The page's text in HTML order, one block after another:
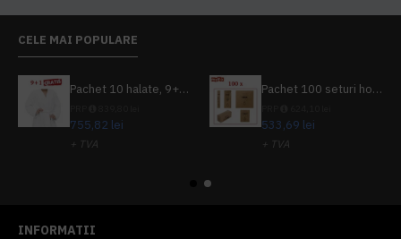
CELE MAI POPULARE
Pachet 10 halate, 9+1 gratuit
755,82 lei
+ TVA
Pachet 100 seturi hoteliere, set dentar, set barbierit, casca de dus, pila unghii, set cusut
533,69 lei
+ TVA
INFORMATII